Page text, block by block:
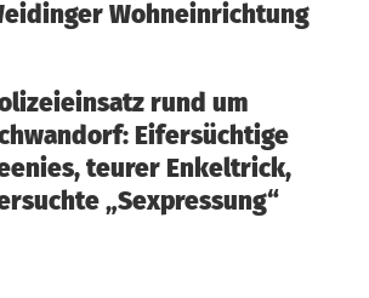
Wohneinrichtung
rund um
Eifersüchtige
teurer Enkeltrick,
„Sexpressung“